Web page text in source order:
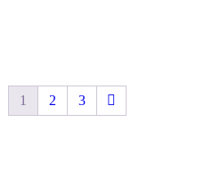
1 2 3